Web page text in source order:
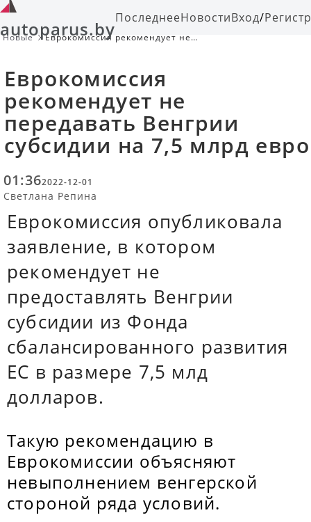
autoparus.byПоследнееНовостиВход/
Новые
Еврокомиссия рекомендует не
Еврокомиссия
рекомендует не
передавать Венгрии
субсидии на 7,5 млрд евро
01:362022-12-01
Светлана Репина
Еврокомиссия опубликовала
заявление, в котором
рекомендует не
предоставлять Венгрии
субсидии из Фонда
сбалансированного развития
ЕС в размере 7,5 млд
долларов.
Такую рекомендацию в
Еврокомиссии объясняют
невыполнением венгерской
стороной ряда условий.